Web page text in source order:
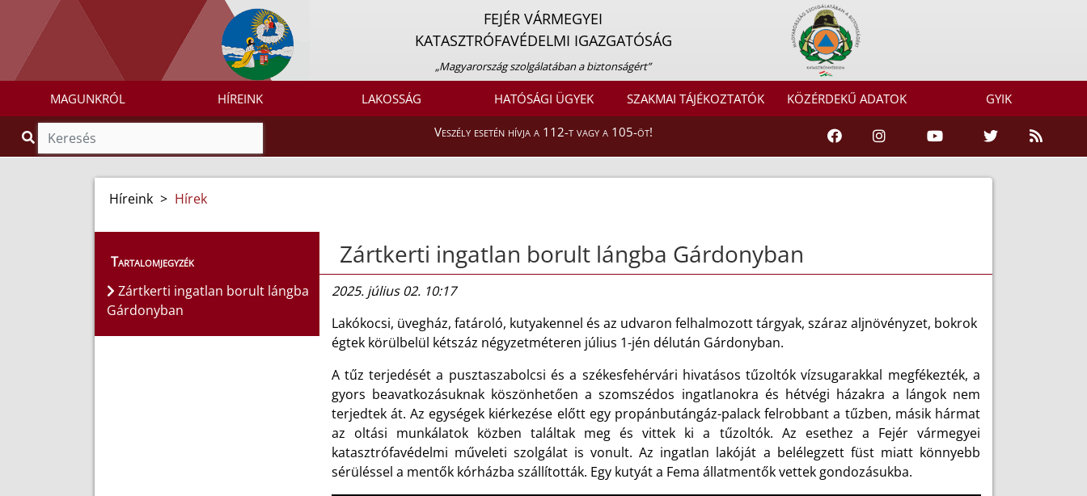
FEJÉR VÁRMEGYEI
KATASZTRÓFAVÉDELMI IGAZGATÓSÁG
„Magyarország szolgálatában a biztonságért”
MAGUNKRÓL HÍREINK LAKOSSÁG HATÓSÁGI ÜGYEK SZAKMAI TÁJÉKOZTATÓK KÖZÉRDEKŰ ADATOK GYIK
Veszély esetén hívja a 112-t vagy a 105-öt!
Híreink > Hírek
Tartalomjegyzék
Zártkerti ingatlan borult lángba
Gárdonyban
Zártkerti ingatlan borult lángba Gárdonyban
2025. július 02. 10:17
Lakókocsi, üvegház, fatároló, kutyakennel és az udvaron felhalmozott tárgyak, száraz aljnövényzet, bokrok
égtek körülbelül kétszáz négyzetméteren július 1-jén délután Gárdonyban.
A tűz terjedését a pusztaszabolcsi és a székesfehérvári hivatásos tűzoltók vízsugarakkal megfékezték, a
gyors beavatkozásuknak köszönhetően a szomszédos ingatlanokra és hétvégi házakra a lángok nem
terjedtek át. Az egységek kiérkezése előtt egy propánbutángáz-palack felrobbant a tűzben, másik hármat
az oltási munkálatok közben találtak meg és vittek ki a tűzoltók. Az esethez a Fejér vármegyei
katasztrófavédelmi műveleti szolgálat is vonult. Az ingatlan lakóját a belélegzett füst miatt könnyebb
sérüléssel a mentők kórházba szállították. Egy kutyát a Fema állatmentők vettek gondozásukba.